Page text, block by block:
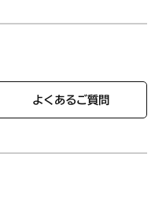
よくあるご質問